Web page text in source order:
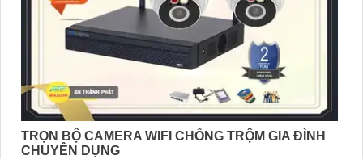
TRỌN BỘ CAMERA WIFI CHỐNG TRỘM GIA ĐÌNH
CHUYÊN DỤNG